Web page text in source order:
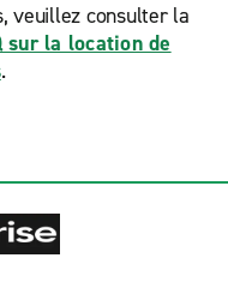
veuillez consulter la
sur la location de
.